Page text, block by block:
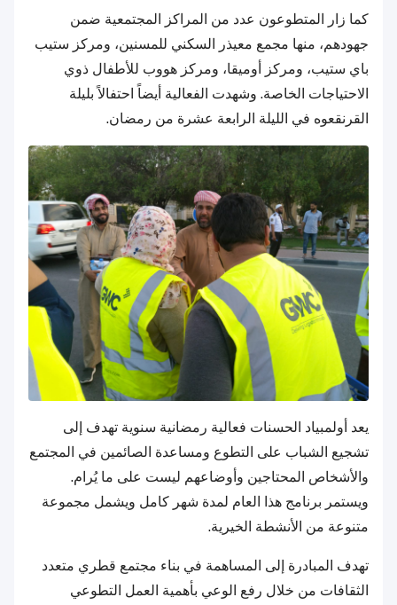
كما زار المتطوعون عدد من المراكز المجتمعية ضمن
جهودهم، منها مجمع معيذر السكني للمسنين، ومركز ستيب
باي ستيب، ومركز أوميقا، ومركز هووب للأطفال ذوي
الاحتياجات الخاصة. وشهدت الفعالية أيضاً احتفالاً بليلة
القرنقعوه في الليلة الرابعة عشرة من رمضان.
يعد أولمبياد الحسنات فعالية رمضانية سنوية تهدف إلى
تشجيع الشباب على التطوع ومساعدة الصائمين في المجتمع
والأشخاص المحتاجين وأوضاعهم ليست على ما يُرام.
ويستمر برنامج هذا العام لمدة شهر كامل ويشمل مجموعة
متنوعة من الأنشطة الخيرية.
تهدف المبادرة إلى المساهمة في بناء مجتمع قطري متعدد
الثقافات من خلال رفع الوعي بأهمية العمل التطوعي